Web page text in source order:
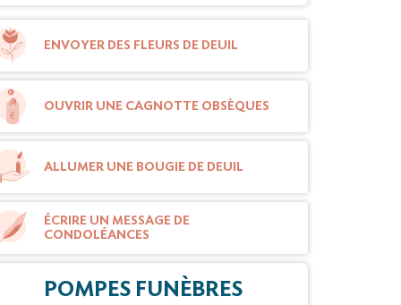
ENVOYER DES FLEURS DE DEUIL
OUVRIR UNE CAGNOTTE OBSÈQUES
ALLUMER UNE BOUGIE DE DEUIL
ÉCRIRE UN MESSAGE DE
CONDOLÉANCES
POMPES FUNÈBRES